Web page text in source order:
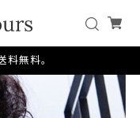
無料。